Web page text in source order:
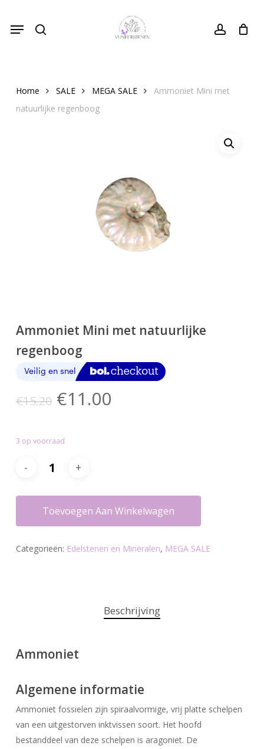
main
account
Menu Close
Cart
Home SALE MEGA SALE
Ammoniet Mini met
natuurlijke regenboog
Ammoniet Mini met natuurlijke
regenboog
€15.20 Oorspronkelijke
was:
€15.20.
€11.00Huidige
3 op voorraad
Toevoegen Aan Winkelwagen
Categorieën: Edelstenen en Mineralen, MEGA SALE
Beschrijving
Ammoniet
Algemene informatie
Ammoniet fossielen zijn spiraalvormige, vrij platte schelpen
van een uitgestorven inktvissen soort. Het hoofd
bestanddeel van deze schelpen is aragoniet. De